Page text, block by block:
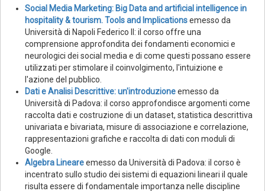
Social Media Marketing: Big Data and artificial intelligence in
hospitality & tourism. Tools and Implicationsemesso da
Università di Napoli Federico II: il corso offre una
comprensione approfondita dei fondamenti economici e
neurologici dei social media e di come questi possano essere
utilizzati per stimolare il coinvolgimento, l'intuizione e
l'azione del pubblico.
Dati e Analisi Descrittive: un'introduzioneemesso da
Università di Padova: il corso approfondisce argomenti come
raccolta dati e costruzione di un dataset, statistica descrittiva
univariata e bivariata, misure di associazione e correlazione,
rappresentazioni grafiche e raccolta di dati con moduli di
Google.
Algebra Lineareemesso da Università di Padova: il corso è
incentrato sullo studio dei sistemi di equazioni lineari il quale
risulta essere di fondamentale importanza nelle discipline